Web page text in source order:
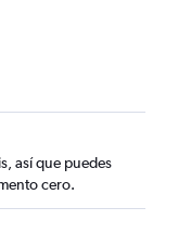
así que puedes
cero.